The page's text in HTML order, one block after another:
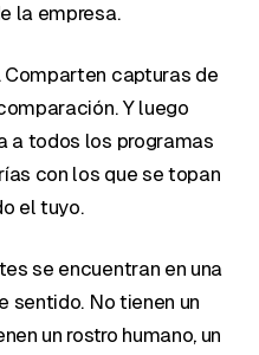
la empresa.
capturas de
Y luego
a todos los programas
con los que se topan
el tuyo.
se encuentran en una
sentido. No tienen un
un rostro humano, un